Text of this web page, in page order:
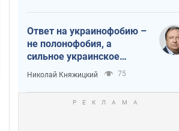
Ответ на украинофобию –
не полонофобия, а
сильное украинское
государство
Николай Княжицкий 75